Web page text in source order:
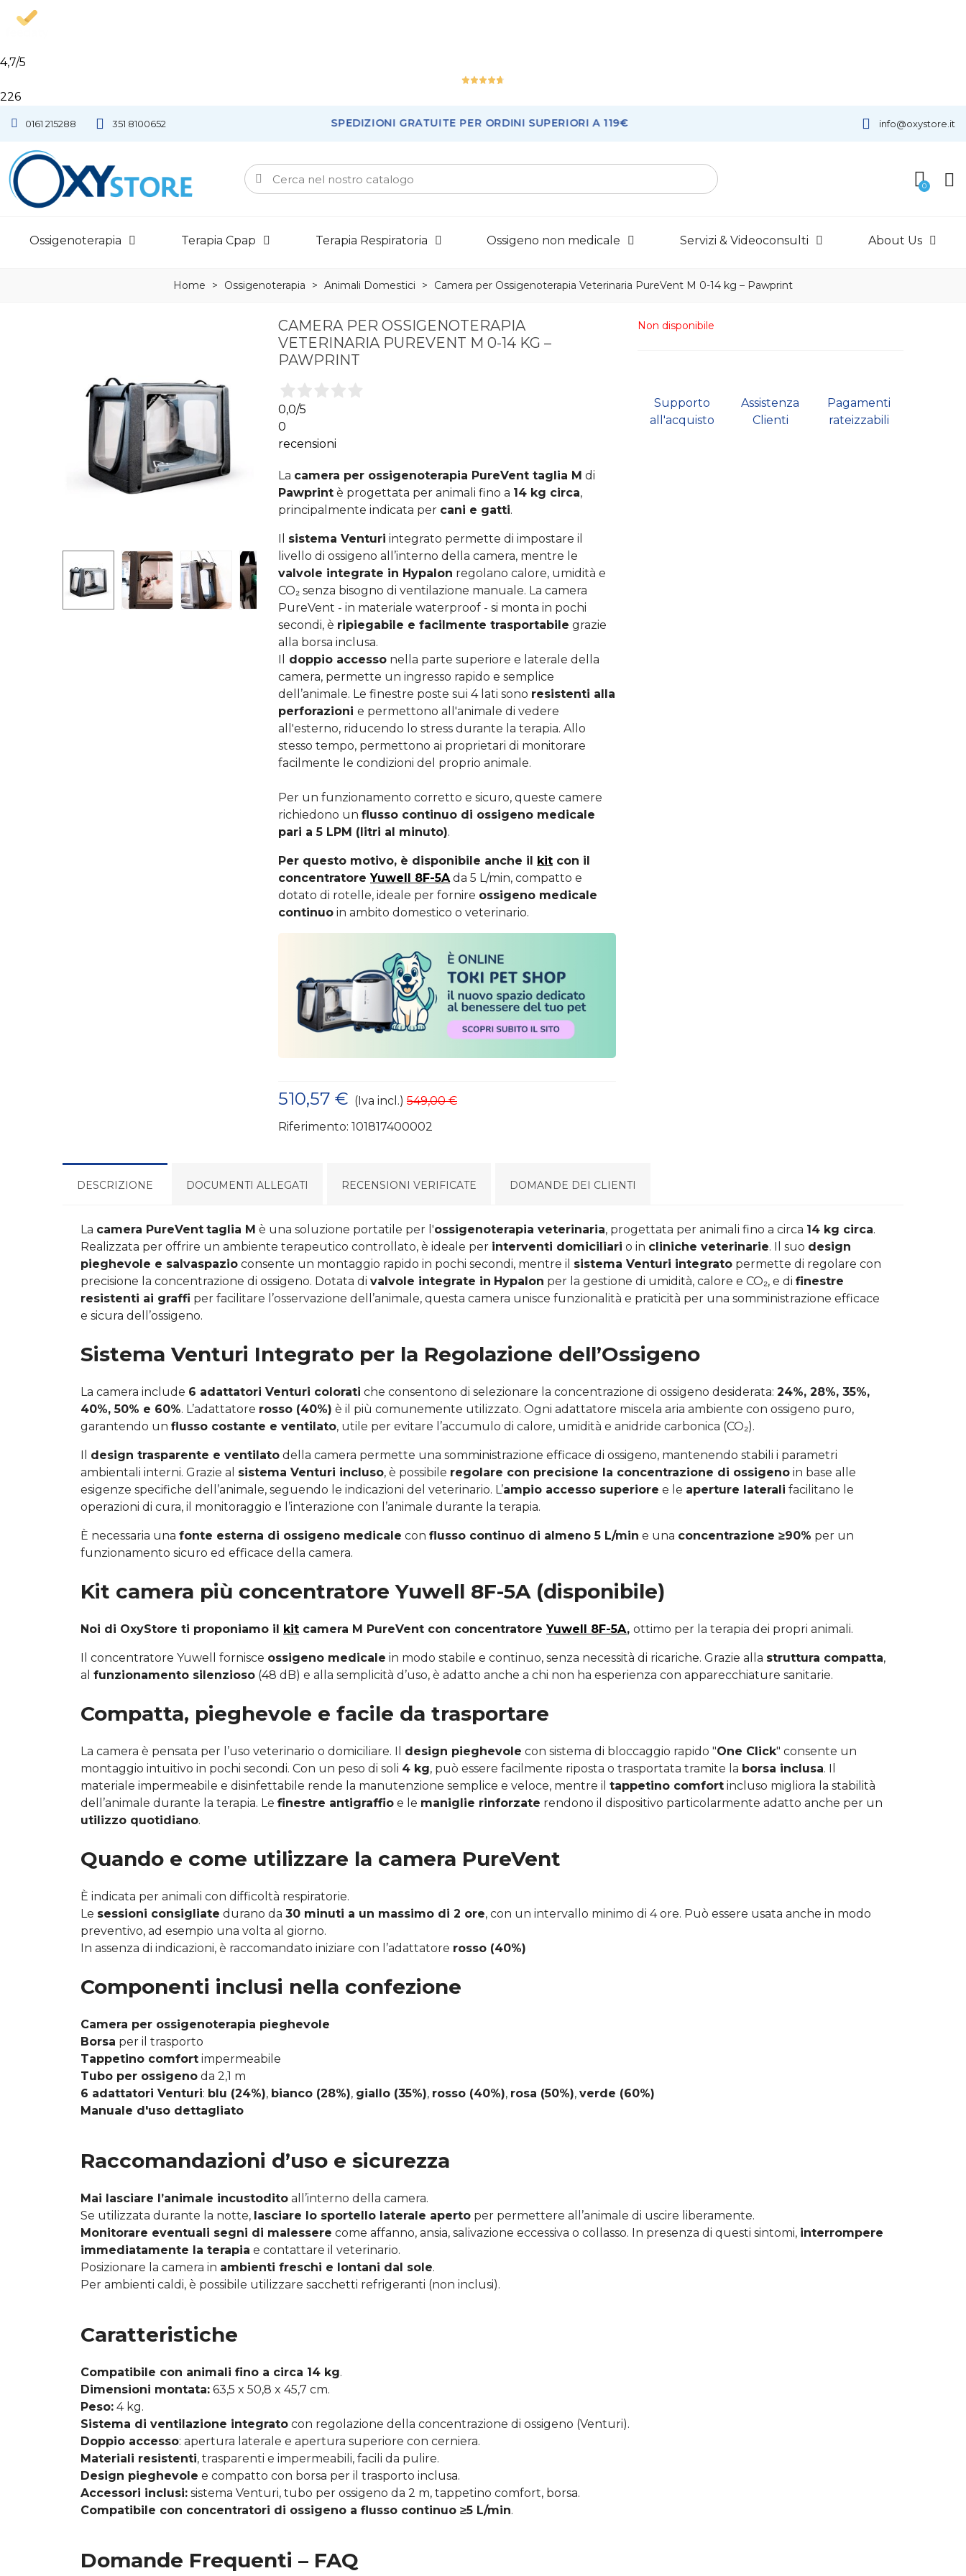
4,7/5
226
0161 215288 351 8100652 Ottimo
Recensioni
info@oxystore.it
Ossigenoterapia Terapia Cpap Terapia Respiratoria Ossigeno non medicale Servizi & Videoconsulti About Us
Home > Ossigenoterapia > Animali Domestici > Camera per Ossigenoterapia Veterinaria PureVent M 0-14 kg – Pawprint
CAMERA PER OSSIGENOTERAPIA
VETERINARIA PUREVENT M 0-14 KG –
PAWPRINT
0,0/5
0
recensioni
La camera per ossigenoterapia PureVent taglia M di
Pawprint è progettata per animali fino a 14 kg circa,
principalmente indicata per cani e gatti.
Il sistema Venturi integrato permette di impostare il
livello di ossigeno all’interno della camera, mentre le
valvole integrate in Hypalon regolano calore, umidità e
CO₂ senza bisogno di ventilazione manuale. La camera
PureVent - in materiale waterproof - si monta in pochi
secondi, è ripiegabile e facilmente trasportabile grazie
alla borsa inclusa.
Il
doppio accesso nella parte superiore e laterale della
camera, permette un ingresso rapido e semplice
dell’animale. Le finestre poste sui 4 lati sono resistenti alla
perforazioni e permettono all'animale di vedere
all'esterno, riducendo lo stress durante la terapia. Allo
stesso tempo, permettono ai proprietari di monitorare
facilmente le condizioni del proprio animale.
Per un funzionamento corretto e sicuro, queste camere
richiedono un flusso continuo di ossigeno medicale
pari a 5 LPM (litri al minuto).
Per questo motivo, è disponibile anche il kit con il
concentratoreYuwell 8F-5A da 5 L/min, compatto e
dotato di rotelle, ideale per fornire ossigeno medicale
continuo in ambito domestico o veterinario.
510,57 € (Iva incl.) 549,00 €
Riferimento: 101817400002
Non disponibile
Supporto
all'acquisto
Assistenza
Clienti
Pagamenti
rateizzabili
DESCRIZIONE DOCUMENTI ALLEGATI RECENSIONI VERIFICATE DOMANDE DEI CLIENTI
La camera PureVent taglia M è una soluzione portatile per l'ossigenoterapia veterinaria, progettata per animali fino a circa 14 kg circa.
Realizzata per offrire un ambiente terapeutico controllato, è ideale per interventi domiciliari o in cliniche veterinarie. Il suo design
pieghevole e salvaspazio consente un montaggio rapido in pochi secondi, mentre il sistema Venturi integrato permette di regolare con
precisione la concentrazione di ossigeno. Dotata di valvole integrate in Hypalon per la gestione di umidità, calore e CO₂, e di finestre
resistenti ai graffi per facilitare l’osservazione dell’animale, questa camera unisce funzionalità e praticità per una somministrazione efficace
e sicura dell’ossigeno.
Sistema Venturi Integrato per la Regolazione dell’Ossigeno
La camera include 6 adattatori Venturi colorati che consentono di selezionare la concentrazione di ossigeno desiderata: 24%, 28%, 35%,
40%, 50% e 60%. L’adattatore rosso (40%) è il più comunemente utilizzato. Ogni adattatore miscela aria ambiente con ossigeno puro,
garantendo un flusso costante e ventilato, utile per evitare l’accumulo di calore, umidità e anidride carbonica (CO₂).
Il design trasparente e ventilato della camera permette una somministrazione efficace di ossigeno, mantenendo stabili i parametri
ambientali interni. Grazie al sistema Venturi incluso, è possibile regolare con precisione la concentrazione di ossigeno in base alle
esigenze specifiche dell’animale, seguendo le indicazioni del veterinario. L’ampio accesso superiore e le aperture laterali facilitano le
operazioni di cura, il monitoraggio e l’interazione con l’animale durante la terapia.
È necessaria una fonte esterna di ossigeno medicale con flusso continuo di almeno 5 L/min e una concentrazione ≥90% per un
funzionamento sicuro ed efficace della camera.
Kit camera più concentratore Yuwell 8F-5A (disponibile)
Noi di OxyStore ti proponiamo il kit camera M PureVent con concentratoreYuwell 8F-5A, ottimo per la terapia dei propri animali.
Il concentratore Yuwell fornisce ossigeno medicale in modo stabile e continuo, senza necessità di ricariche. Grazie alla struttura compatta,
al funzionamento silenzioso (48 dB) e alla semplicità d’uso, è adatto anche a chi non ha esperienza con apparecchiature sanitarie.
Compatta, pieghevole e facile da trasportare
La camera è pensata per l’uso veterinario o domiciliare. Il design pieghevole con sistema di bloccaggio rapido "One Click" consente un
montaggio intuitivo in pochi secondi. Con un peso di soli 4 kg, può essere facilmente riposta o trasportata tramite la borsa inclusa. Il
materiale impermeabile e disinfettabile rende la manutenzione semplice e veloce, mentre il tappetino comfort incluso migliora la stabilità
dell’animale durante la terapia. Le finestre antigraffio e le maniglie rinforzate rendono il dispositivo particolarmente adatto anche per un
utilizzo quotidiano.
Quando e come utilizzare la camera PureVent
È indicata per animali con difficoltà respiratorie.
Le sessioni consigliate durano da 30 minuti a un massimo di 2 ore, con un intervallo minimo di 4 ore. Può essere usata anche in modo
preventivo, ad esempio una volta al giorno.
In assenza di indicazioni, è raccomandato iniziare con l’adattatore rosso (40%)
Componenti inclusi nella confezione
Camera per ossigenoterapia pieghevole
Borsa per il trasporto
Tappetino comfort impermeabile
Tubo per ossigeno da 2,1 m
6 adattatori Venturi: blu (24%), bianco (28%), giallo (35%), rosso (40%), rosa (50%), verde (60%)
Manuale d'uso dettagliato
Raccomandazioni d’uso e sicurezza
Mai lasciare l’animale incustodito all’interno della camera.
Se utilizzata durante la notte, lasciare lo sportello laterale aperto per permettere all’animale di uscire liberamente.
Monitorare eventuali segni di malessere come affanno, ansia, salivazione eccessiva o collasso. In presenza di questi sintomi, interrompere
immediatamente la terapia e contattare il veterinario.
Posizionare la camera in ambienti freschi e lontani dal sole.
Per ambienti caldi, è possibile utilizzare sacchetti refrigeranti (non inclusi).
Caratteristiche
Compatibile con animali fino a circa 14 kg.
Dimensioni montata: 63,5 x 50,8 x 45,7 cm.
Peso: 4 kg.
Sistema di ventilazione integrato con regolazione della concentrazione di ossigeno (Venturi).
Doppio accesso: apertura laterale e apertura superiore con cerniera.
Materiali resistenti, trasparenti e impermeabili, facili da pulire.
Design pieghevole e compatto con borsa per il trasporto inclusa.
Accessori inclusi: sistema Venturi, tubo per ossigeno da 2 m, tappetino comfort, borsa.
Compatibile con concentratori di ossigeno a flusso continuo ≥5 L/min.
Domande Frequenti – FAQ